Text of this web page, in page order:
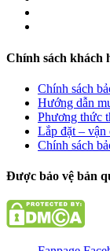
Chính sách khách
Chính sách
Hướng dẫn
Phương thức
Lắp đặt – vận
Chính sách
Được bảo vệ bản